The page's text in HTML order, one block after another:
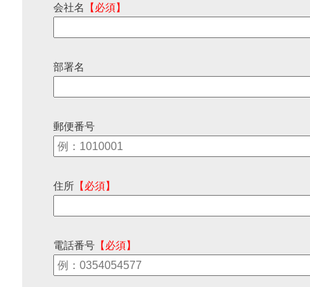
会社名 【必須】
部署名
郵便番号
住所 【必須】
電話番号 【必須】